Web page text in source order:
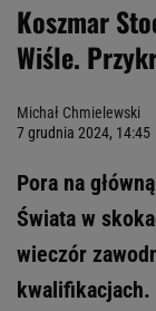
Koszmar
Wiśle.
Michał Chmielewski
7 grudnia 2024, 14:45
Pora na
Świata w
wieczór
kwalifikacjach.